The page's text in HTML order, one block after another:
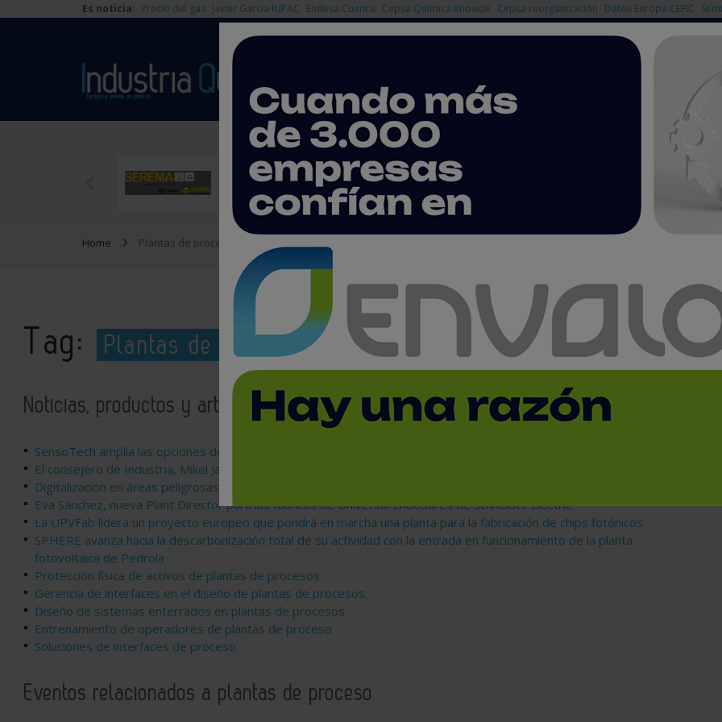
Es noticia: Precio del gas Javier García IUPAC Endesa Cuenca Cepsa Química Knowde Cepsa reorganización Datos Europa CEFIC
Home Plantas de proceso
Tag: Plantas de proceso
Noticias, productos y artículos relacionados a plantas de proceso
SensoTech amplía las opciones de monitorización para los procesos de decapado
El consejero de Industria, Mikel Jauregi, visita la planta de Schaeffler en Elgoibar, pionera en digitalización industrial
Digitalización en áreas peligrosas
Eva Sánchez, nueva Plant Director para las fábricas de Universal Enclosures de Schneider Electric
La UPVFab lidera un proyecto europeo que pondrá en marcha una planta para la fabricación de chips fotónicos
SPHERE avanza hacia la descarbonización total de su actividad con la entrada en funcionamiento de la planta
fotovoltaica de Pedrola
Protección física de activos de plantas de procesos
Gerencia de interfaces en el diseño de plantas de procesos
Diseño de sistemas enterrados en plantas de procesos
Entrenamiento de operadores de plantas de proceso
Soluciones de interfaces de proceso
Eventos relacionados a plantas de proceso